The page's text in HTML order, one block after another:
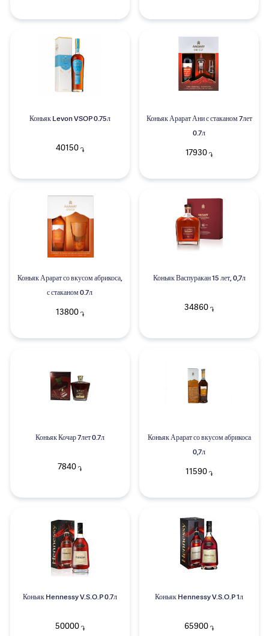
Коньяк Levon VSOP 0.75л
40150֏
Коньяк Арарат Ани с стаканом 7лет
0.7л
17930 ֏
Коньяк Арарат со вкусом абрикоса,
с стаканом 0.7л
13800֏
Коньяк Васпуракан 15 лет, 0,7л
34860 ֏
Коньяк Кочар 7лет 0.7л
7840 ֏
Коньяк Арарат со вкусом абрикоса
0,7л
11590 ֏
Коньяк Hennessy V.S.O.P 0.7л
50000֏
Коньяк Hennessy V.S.O.P 1л
65900 ֏